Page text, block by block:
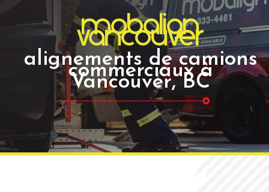
mobalign
vancouver
alignements de camions
commerciaux à
Vancouver, BC